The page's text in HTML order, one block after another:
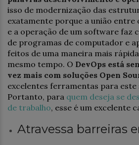
isso de modernização das
exatamente porque a união entre
e a operação de um software faz
de programas de computador e
feitos de uma maneira mais
mesmo tempo. O DevOps está
vez mais com soluções Open
excelentes ferramentas para este
Portanto, para quem deseja se
de trabalho, esse é um excelente
Atravessa barreiras